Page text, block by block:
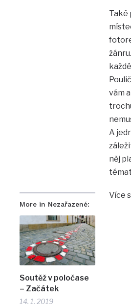
More in Nezařazené:
Soutěž v poločase
– Začátek
14. 1. 2019
Také
vám
A
něj
Více